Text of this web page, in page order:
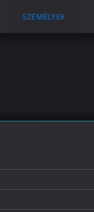
SZEMÉLYEK